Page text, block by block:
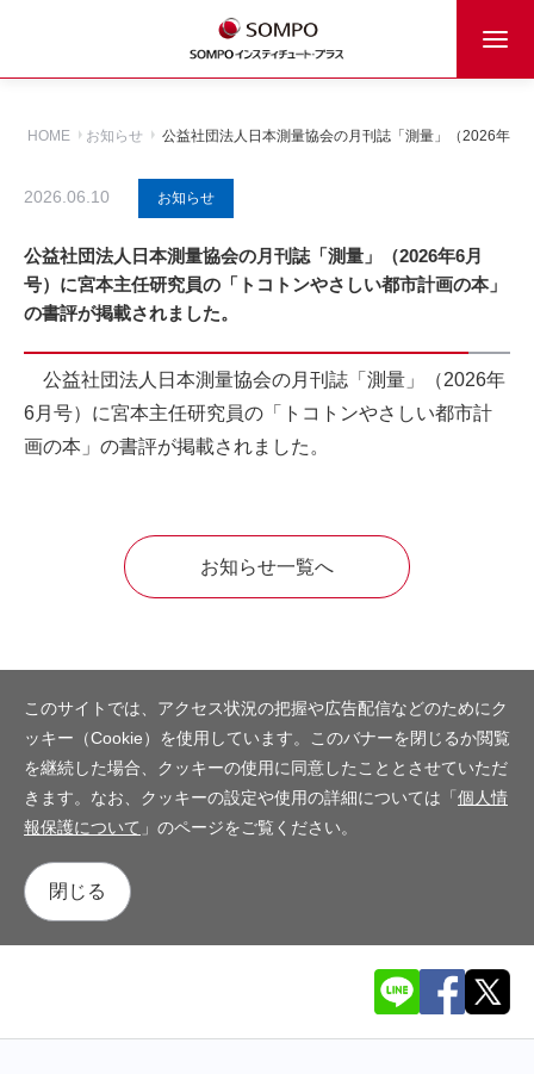
HOME お知らせ 公益社団法人日本測量協会の月刊誌「測量」（2026年6
2026.06.10 お知らせ
公益社団法人日本測量協会の月刊誌「測量」（2026年6月
号）に宮本主任研究員の「トコトンやさしい都市計画の本」
の書評が掲載されました。
公益社団法人日本測量協会の月刊誌「測量」（2026年
6月号）に宮本主任研究員の「トコトンやさしい都市計
画の本」の書評が掲載されました。
お知らせ一覧へ
このサイトでは、アクセス状況の把握や広告配信などのためにク
ッキー（Cookie）を使用しています。このバナーを閉じるか閲覧
を継続した場合、クッキーの使用に同意したこととさせていただ
きます。なお、クッキーの設定や使用の詳細については「個人情
報保護について 」のページをご覧ください。
閉じる